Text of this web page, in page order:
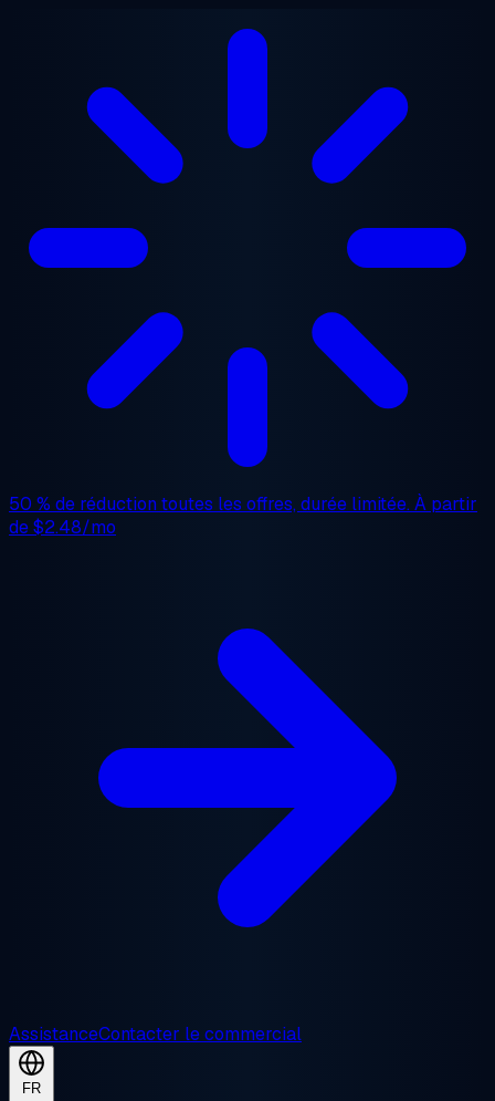
50 % de réduction toutes les offres, durée limitée. À partir
de$2.48/mo
AssistanceContacter le commercial
FR